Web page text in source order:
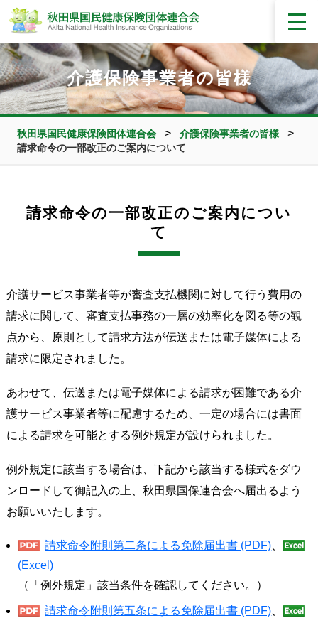
介護保険事業者の皆様
秋田県国民健康保険団体連合会 > 介護保険事業者の皆様 >
請求命令の一部改正のご案内について
請求命令の一部改正のご案内につい
て
介護サービス事業者等が審査支払機関に対して行う費用の
請求に関して、審査支払事務の一層の効率化を図る等の観
点から、原則として請求方法が伝送または電子媒体による
請求に限定されました。
あわせて、伝送または電子媒体による請求が困難である介
護サービス事業者等に配慮するため、一定の場合には書面
による請求を可能とする例外規定が設けられました。
例外規定に該当する場合は、下記から該当する様式をダウ
ンロードして御記入の上、秋田県国保連合会へ届出るよう
お願いいたします。
請求命令附則第二条による免除届出書 (PDF) 、
(Excel)
（「例外規定」該当条件を確認してください。）
請求命令附則第五条による免除届出書 (PDF) 、